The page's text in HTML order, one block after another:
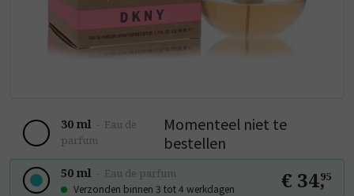
30 ml - Eau de
parfum
Momenteel niet te
bestellen
50 ml - Eau de parfum
Verzonden binnen 3 tot 4 werkdagen € 34,
95